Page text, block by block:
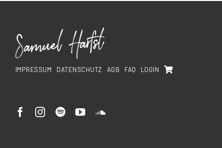
IMPRESSUM DATENSCHUTZ AGB FAQ LOGIN